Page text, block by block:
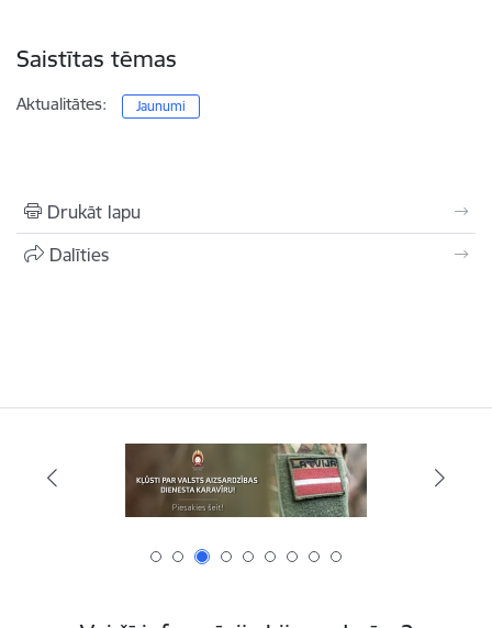
Saistītas tēmas
Aktualitātes: Jaunumi
Drukāt lapu
Dalīties